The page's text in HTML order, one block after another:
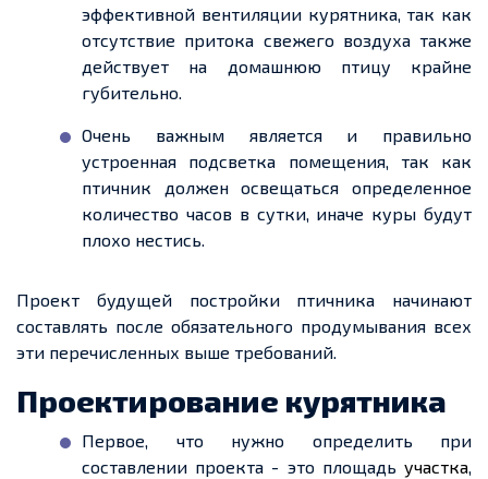
эффективной вентиляции курятника, так как
отсутствие притока свежего воздуха также
действует на домашнюю птицу крайне
губительно.
Очень важным является и правильно
устроенная подсветка помещения, так как
птичник должен освещаться определенное
количество часов в сутки, иначе куры будут
плохо нестись.
Проект будущей постройки птичника начинают
составлять после обязательного продумывания всех
эти перечисленных выше требований.
Проектирование курятника
Первое, что нужно определить при
составлении проекта - это площадьучастка,